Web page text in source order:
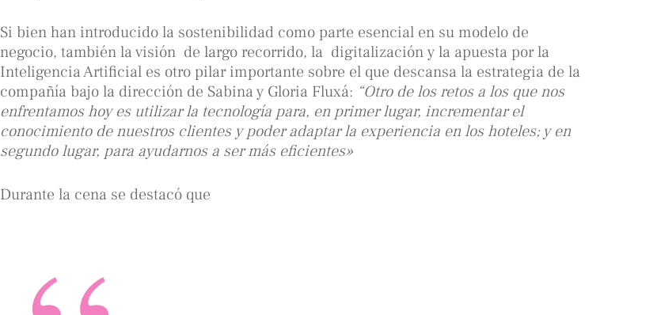
Si bien han introducido la sostenibilidad como parte esencial en su modelo de
negocio, también la visión de largo recorrido, la digitalización y la apuesta por la
Inteligencia Artificial es otro pilar importante sobre el que descansa la estrategia de la
compañía bajo la dirección de Sabina y Gloria Fluxá: “Otro de los retos a los que nos
enfrentamos hoy es utilizar la tecnología para, en primer lugar, incrementar el
conocimiento de nuestros clientes y poder adaptar la experiencia en los hoteles; y en
segundo lugar, para ayudarnos a ser más eficientes»
Durante la cena se destacó que